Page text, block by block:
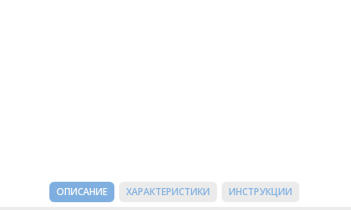
ОПИСАНИЕ ХАРАКТЕРИСТИКИ ИНСТРУКЦИИ